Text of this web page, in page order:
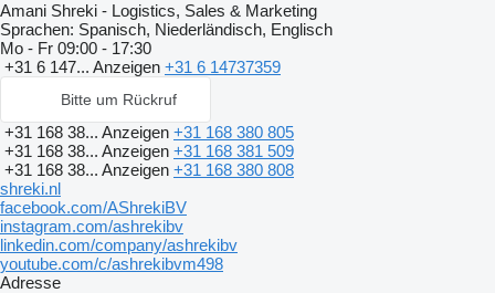
Amani Shreki - Logistics, Sales & Marketing
Sprachen: Spanisch, Niederländisch, Englisch
Mo - Fr 09:00 - 17:30
+31 6 147... Anzeigen +31 6 14737359
Bitte um Rückruf
+31 168 38... Anzeigen +31 168 380 805
+31 168 38... Anzeigen +31 168 381 509
+31 168 38... Anzeigen +31 168 380 808
shreki.nl
facebook.com/AShrekiBV
instagram.com/ashrekibv
linkedin.com/company/ashrekibv
youtube.com/c/ashrekibvm498
Adresse